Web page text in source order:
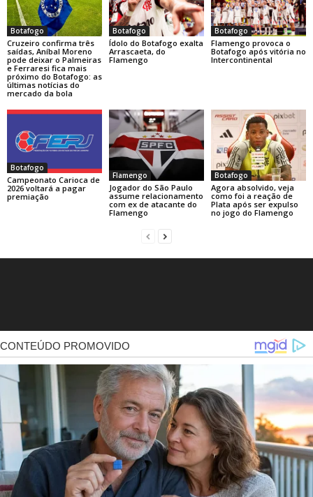
Botafogo
Cruzeiro confirma três
saídas, Aníbal Moreno
pode deixar o Palmeiras
e Ferraresi fica mais
próximo do Botafogo: as
últimas notícias do
mercado da bola
Botafogo
Ídolo do Botafogo exalta
Arrascaeta, do
Flamengo
Botafogo
Flamengo provoca o
Botafogo após vitória no
Intercontinental
Botafogo
Campeonato Carioca de
2026 voltará a pagar
premiação
Flamengo
Jogador do São Paulo
assume relacionamento
com ex de atacante do
Flamengo
Botafogo
Agora absolvido, veja
como foi a reação de
Plata após ser expulso
no jogo do Flamengo